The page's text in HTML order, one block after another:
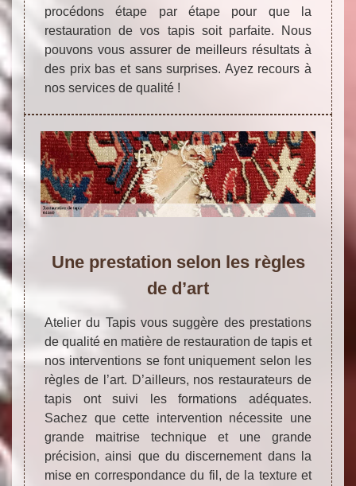
procédons étape par étape pour que la
restauration de vos tapis soit parfaite. Nous
pouvons vous assurer de meilleurs résultats à
des prix bas et sans surprises. Ayez recours à
nos services de qualité !
Une prestation selon les règles
de d’art
Atelier du Tapis vous suggère des prestations
de qualité en matière de restauration de tapis et
nos interventions se font uniquement selon les
règles de l’art. D’ailleurs, nos restaurateurs de
tapis ont suivi les formations adéquates.
Sachez que cette intervention nécessite une
grande maitrise technique et une grande
précision, ainsi que du discernement dans la
mise en correspondance du fil, de la texture et